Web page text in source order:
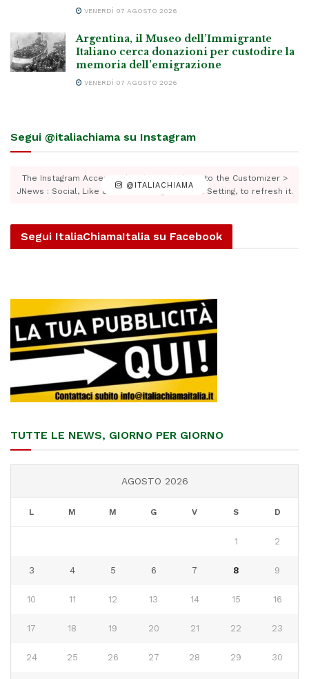
VENERDÌ 07 AGOSTO 2026
Argentina, il Museo dell’Immigrante
Italiano cerca donazioni per custodire la
memoria dell’emigrazione
VENERDÌ 07 AGOSTO 2026
Segui @italiachiama su Instagram
@ITALIACHIAMA
The Instagram Access Token is expired, Go to the Customizer >
JNews : Social, Like & View > Instagram Feed Setting, to refresh it.
Segui ItaliaChiamaItalia su Facebook
TUTTE LE NEWS, GIORNO PER GIORNO
AGOSTO 2026
L M M G V S D
1 2
3 4 5 6 7 8 9
10 11 12 13 14 15 16
17 18 19 20 21 22 23
24 25 26 27 28 29 30